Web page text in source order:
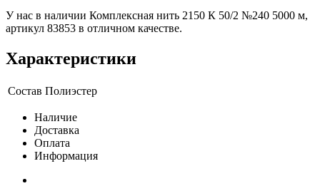
У нас в наличии Комплексная нить 2150 К 50/2 №240 5000 м,
артикул 83853 в отличном качестве.
Характеристики
Состав Полиэстер
Наличие
Доставка
Оплата
Информация